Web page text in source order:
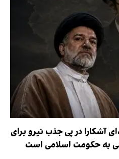
آشکارا در پی جذب نیرو برای
به حکومت اسلامی است